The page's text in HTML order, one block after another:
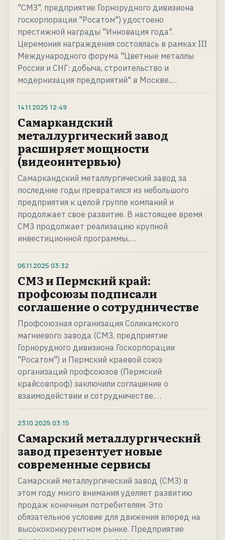
"СМЗ", предприятие Горнорудного дивизиона
госкорпорации "Росатом") удостоено
престижной награды "Инновация года".
Церемония награждения состоялась в рамках III
Международного форума "Цветные металлы
России и СНГ: добыча, строительство и
модернизация предприятий" в Москве.…
14.11.2025 12:49
Самаркандский
металлургический завод
расширяет мощности
(видеоинтервью)
Самаркандский металлургический завод за
последние годы превратился из небольшого
предприятия к целой группе компаний и
продолжает свое развитие. В настоящее время
СМЗ продолжает реализацию крупной
инвестиционной программы.…
06.11.2025 03:32
СМЗ и Пермский край:
профсоюзы подписали
соглашение о сотрудничестве
Профсоюзная организация Соликамского
магниевого завода (СМЗ, предприятие
Горнорудного дивизиона Госкорпорации
"Росатом") и Пермский краевой союз
организаций профсоюзов (Пермский
крайсовпроф) заключили соглашение о
взаимодействии и сотрудничестве.…
23.10.2025 03:15
Самарский металлургический
завод презентует новые
современные сервисы
Самарский металлургический завод (СМЗ) в
этом году много внимания уделяет развитию
продаж конечным потребителям. Это
обязательное условие для движения вперед на
высококонкурентном рынке. Предприятие